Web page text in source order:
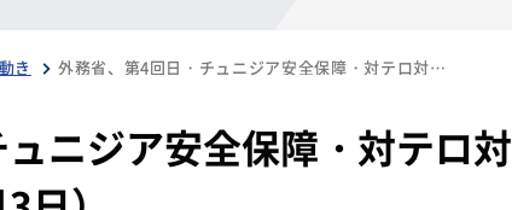
き 外務省、第4回日・チュニジア安全保障・対テロ対話の開催を発表（7月3日）
ニジア安全保障・対テロ対